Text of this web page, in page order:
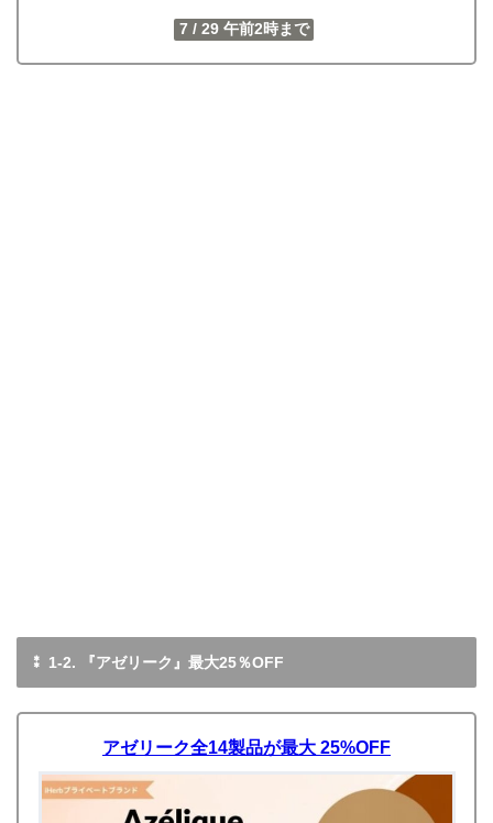
7 / 29 午前2時まで
⁑ 1-2. 『アゼリーク』最大25％OFF
アゼリーク全14製品が最大 25%OFF